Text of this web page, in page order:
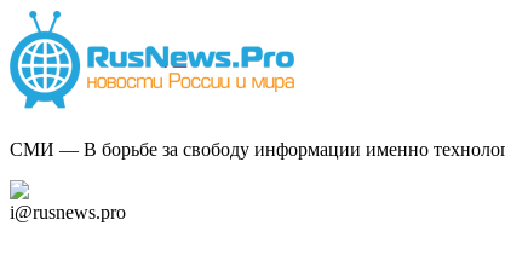
СМИ — В борьбе за свободу информации именно
i@rusnews.pro